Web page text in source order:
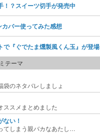
！？スイーツ切手が発売中
バー使ってみた感想
で『ぐでたま燻製風くん玉』が登場
テーマ
袋のネタバレしましょ
ススメまとめました
い！
てしまう親バカなあたし…